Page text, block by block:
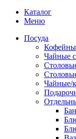
Каталог
Меню
Посуда
Чайные
Чайные/